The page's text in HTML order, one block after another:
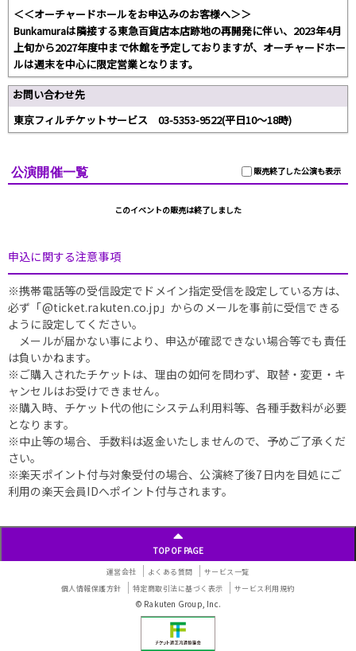
＜＜オーチャードホールをお申込みのお客様へ＞＞
Bunkamuraは隣接する東急百貨店本店跡地の再開発に伴い、2023年4月
上旬から2027年度中まで休館を予定しておりますが、オーチャードホー
ルは週末を中心に限定営業となります。
お問い合わせ先
東京フィルチケットサービス 03-5353-9522(平日10～18時)
販売終了した公演も表示
公演開催一覧
このイベントの販売は終了しました
申込に関する注意事項
※携帯電話等の受信設定でドメイン指定受信を設定している方は、
必ず「@ticket.rakuten.co.jp」からのメールを事前に受信できる
ように設定してください。
メールが届かない事により、申込が確認できない場合等でも責任
は負いかねます。
※ご購入されたチケットは、理由の如何を問わず、取替・変更・キ
ャンセルはお受けできません。
※購入時、チケット代の他にシステム利用料等、各種手数料が必要
となります。
※中止等の場合、手数料は返金いたしませんので、予めご了承くだ
さい。
※楽天ポイント付与対象受付の場合、公演終了後7日内を目処にご
利用の楽天会員IDへポイント付与されます。
TOP OF PAGE
運営会社 よくある質問
サービス一覧
個人情報保護方針
特定商取引法に基づく表示 サービス利用規約
© Rakuten Group, Inc.